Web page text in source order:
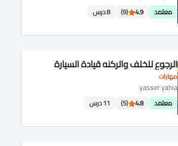
معتمد 4.9
(9) 8 درس
مهارات
الرجوع للخلف والركنه قيادة السيارة
yasser yahia
معتمد 4.8
(5) 11 درس